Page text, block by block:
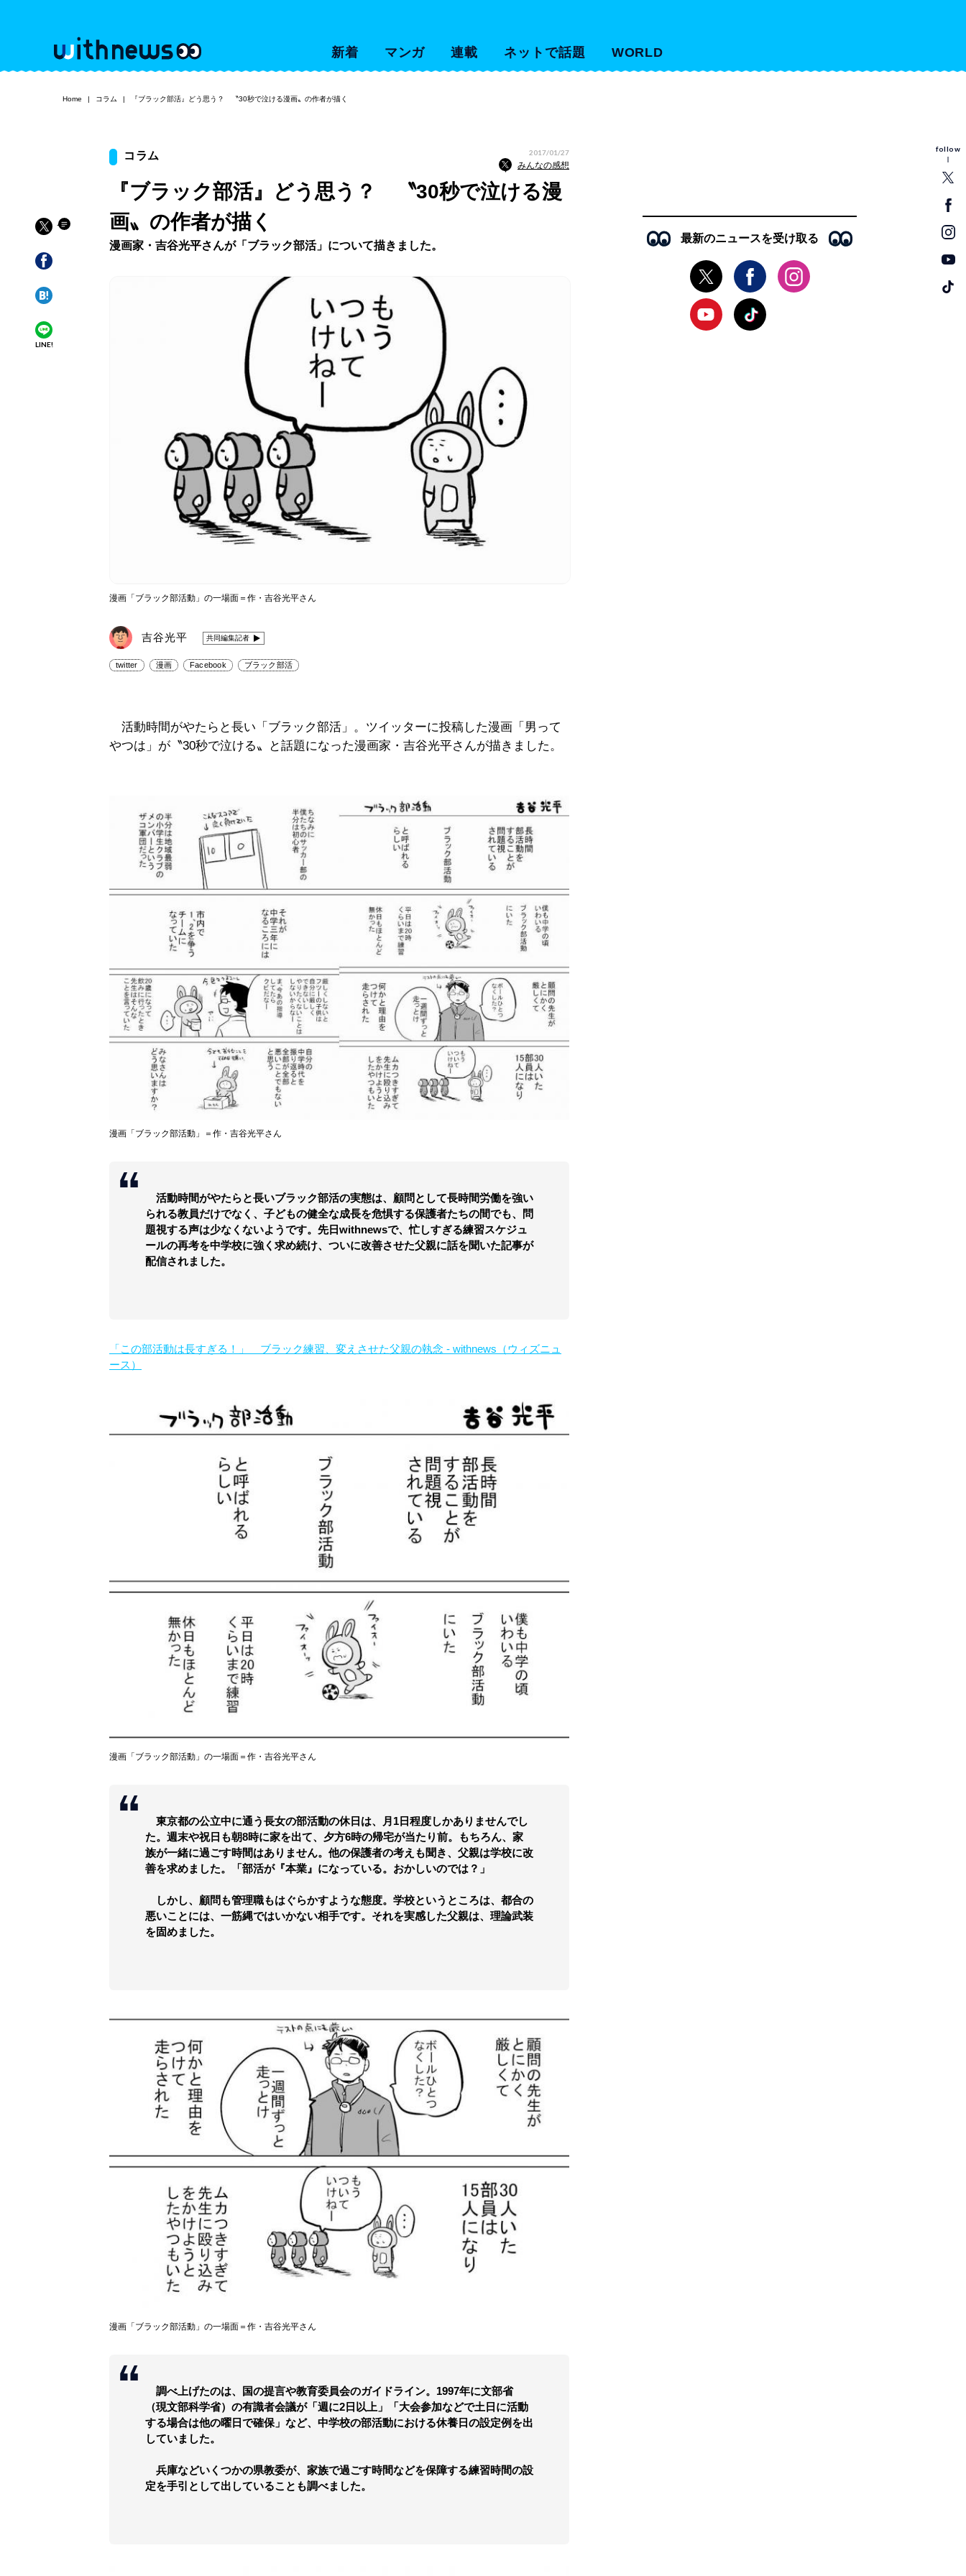
新着 マンガ 連載 ネットで話題 WORLD
follow
Home コラム 『ブラック部活』どう思う？ 〝30秒で泣ける漫画〟の作者が描く
LINE!
コラム 2017/01/27
みんなの感想
『ブラック部活』どう思う？ 〝30秒で泣ける漫
画〟の作者が描く
漫画家・吉谷光平さんが「ブラック部活」について描きました。
漫画「ブラック部活動」の一場面＝作・吉谷光平さん
吉谷光平 共同編集記者
twitter 漫画 Facebook ブラック部活
活動時間がやたらと長い「ブラック部活」。ツイッターに投稿した漫画「男って
やつは」が〝30秒で泣ける〟と話題になった漫画家・吉谷光平さんが描きました。
漫画「ブラック部活動」＝作・吉谷光平さん
活動時間がやたらと長いブラック部活の実態は、顧問として長時間労働を強い
られる教員だけでなく、子どもの健全な成長を危惧する保護者たちの間でも、問
題視する声は少なくないようです。先日withnewsで、忙しすぎる練習スケジュ
ールの再考を中学校に強く求め続け、ついに改善させた父親に話を聞いた記事が
配信されました。
「この部活動は長すぎる！」 ブラック練習、変えさせた父親の執念 - withnews（ウィズニュ
ース）
漫画「ブラック部活動」の一場面＝作・吉谷光平さん
東京都の公立中に通う長女の部活動の休日は、月1日程度しかありませんでし
た。週末や祝日も朝8時に家を出て、夕方6時の帰宅が当たり前。もちろん、家
族が一緒に過ごす時間はありません。他の保護者の考えも聞き、父親は学校に改
善を求めました。「部活が『本業』になっている。おかしいのでは？」
しかし、顧問も管理職もはぐらかすような態度。学校というところは、都合の
悪いことには、一筋縄ではいかない相手です。それを実感した父親は、理論武装
を固めました。
漫画「ブラック部活動」の一場面＝作・吉谷光平さん
調べ上げたのは、国の提言や教育委員会のガイドライン。1997年に文部省
（現文部科学省）の有識者会議が「週に2日以上」「大会参加などで土日に活動
する場合は他の曜日で確保」など、中学校の部活動における休養日の設定例を出
していました。
兵庫などいくつかの県教委が、家族で過ごす時間などを保障する練習時間の設
定を手引として出していることも調べました。
最新のニュースを受け取る